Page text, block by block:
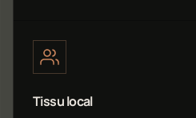
Tissu local